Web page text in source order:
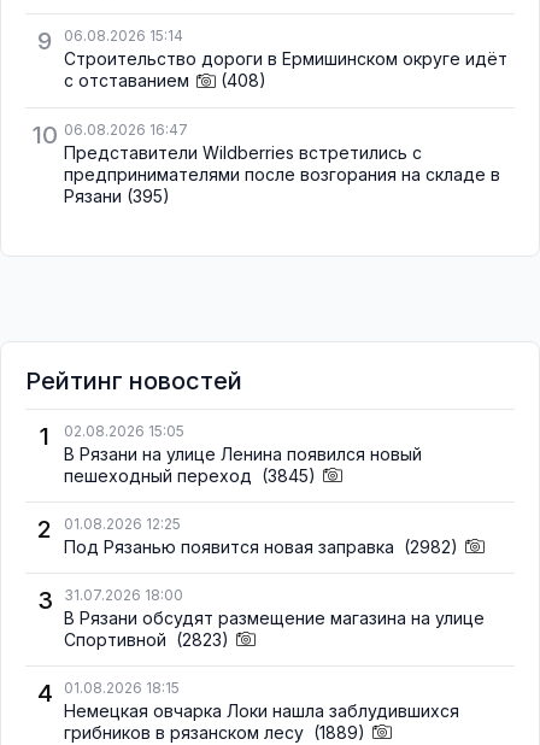
9 06.08.2026 15:14
Строительство дороги в Ермишинском округе идёт
с отставанием
(408)
10 06.08.2026 16:47
Представители Wildberries встретились с
предпринимателями после возгорания на складе в
Рязани (395)
Рейтинг новостей
1
02.08.2026 15:05
В Рязани на улице Ленина появился новый
пешеходный переход (3845)
2 01.08.2026 12:25
Под Рязанью появится новая заправка (2982)
3 31.07.2026 18:00
В Рязани обсудят размещение магазина на улице
Спортивной (2823)
4 01.08.2026 18:15
Немецкая овчарка Локи нашла заблудившихся
грибников в рязанском лесу (1889)